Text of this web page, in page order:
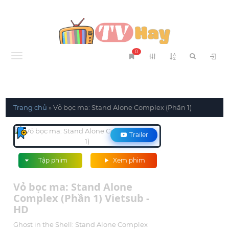
Menu
0
Trang chủ »Vỏ bọc ma: Stand Alone Complex (Phần 1)
Trailer
Xem phim
Tập phim
Vỏ bọc ma: Stand Alone
Complex (Phần 1) Vietsub -
HD
Ghost in the Shell: Stand Alone Complex